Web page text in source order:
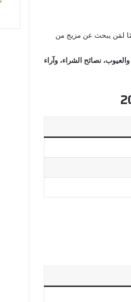
في مصر خلال عام 2025، خصوصًا لمَن يبحث عن مزيج من
نصائح الشراء، وآراء